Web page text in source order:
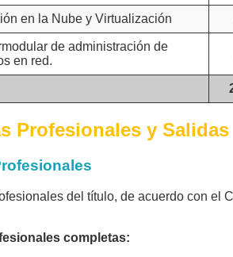
en la Nube y Virtualización
de administración de
en red.
Profesionales y Salidas
del título, de acuerdo con el
completas: